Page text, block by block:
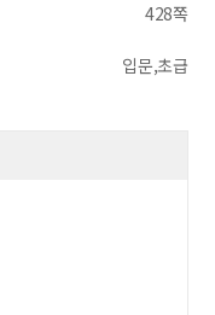
428쪽
입문,초급